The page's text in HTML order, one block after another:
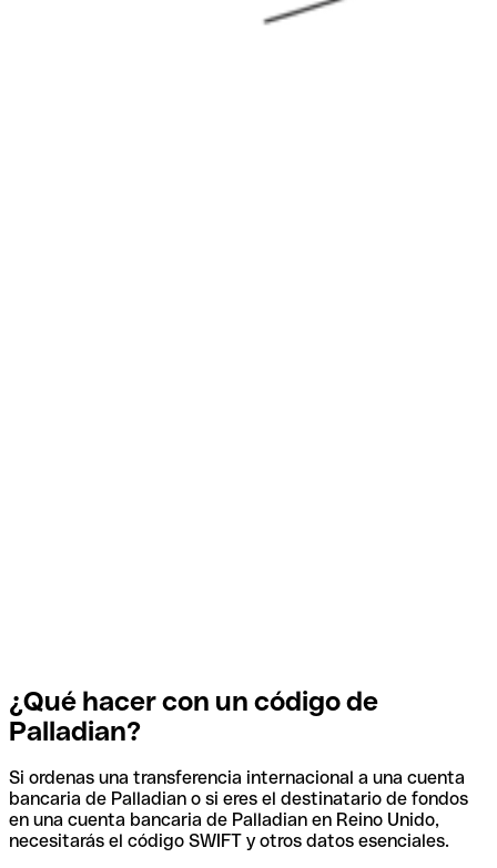
¿Qué hacer con un código de
Palladian?
Si ordenas una transferencia internacional a una cuenta
bancaria de Palladian o si eres el destinatario de fondos
en una cuenta bancaria de Palladian en Reino Unido,
necesitarás el código SWIFT y otros datos esenciales.